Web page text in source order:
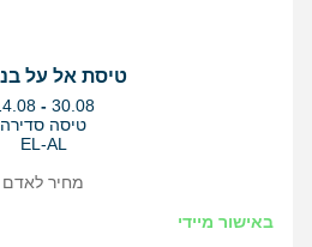
טיסת אל על
התאריכים,
- 30.08
טיסה סדירה
EL-AL
באישור מיידי
מחיר לאדם